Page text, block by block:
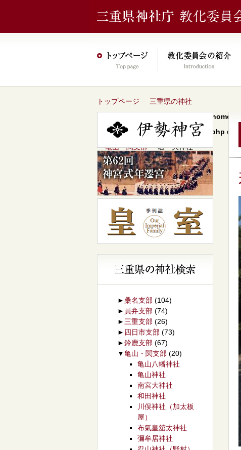
トップページ – 三重県の神社
/home/
content/themes/jinja2022/header.php on
–亀山・関支部– 若一大神社
►桑名支部 (104)
► 員弁支部 (74)
► 三重支部 (26)
► 四日市支部 (73)
►鈴鹿支部 (67)
▼亀山・関支部 (20)
亀山八幡神社
亀山神社
南宮大神社
和田神社
川俣神社（加太板
屋）
布氣皇舘太神社
彌牟居神社